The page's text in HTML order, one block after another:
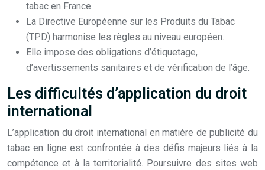
tabac en France.
La Directive Européenne sur les Produits du Tabac
(TPD) harmonise les règles au niveau européen.
Elle impose des obligations d’étiquetage,
d’avertissements sanitaires et de vérification de l’âge.
Les difficultés d’application du droit
international
L’application du droit international en matière de publicité du
tabac en ligne est confrontée à des défis majeurs liés à la
compétence et à la territorialité. Poursuivre des sites web